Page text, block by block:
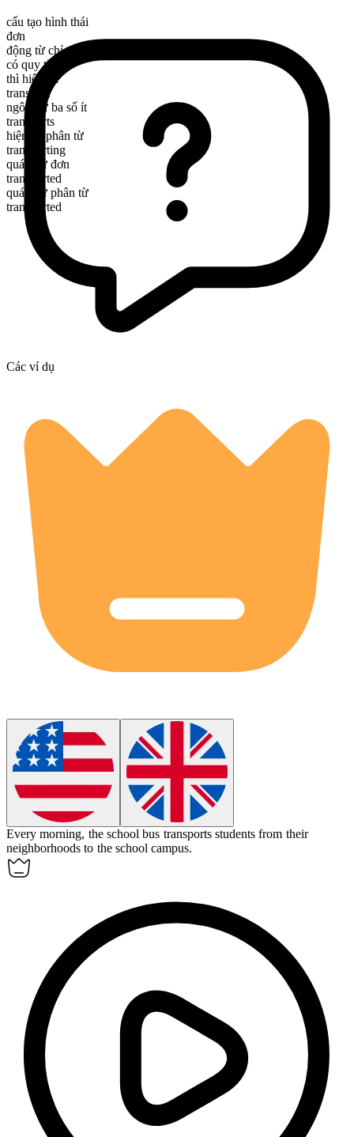
cấu tạo hình thái
đơn
động từ chỉ sự chuyển động
có quy tắc
thì hiện tại
transport
ngôi thứ ba số ít
transports
hiện tại phân từ
transporting
quá khứ đơn
transported
quá khứ phân từ
transported
Các ví dụ
Every morning, the school bus transports students from their
neighborhoods to the school campus.